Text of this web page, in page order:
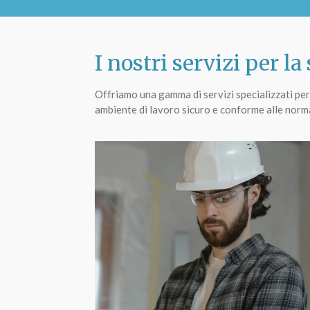
I nostri servizi per la
Offriamo una gamma di servizi specializzati
ambiente di lavoro sicuro e conforme alle